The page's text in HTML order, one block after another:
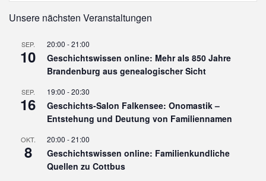
Unsere nächsten Veranstaltungen
SEP.
10
20:00 -21:00
Geschichtswissen online: Mehr als 850 Jahre
Brandenburg aus genealogischer Sicht
SEP.
16
19:00 -20:30
Geschichts-Salon Falkensee: Onomastik –
Entstehung und Deutung von Familiennamen
OKT.
8
20:00 -21:00
Geschichtswissen online: Familienkundliche
Quellen zu Cottbus